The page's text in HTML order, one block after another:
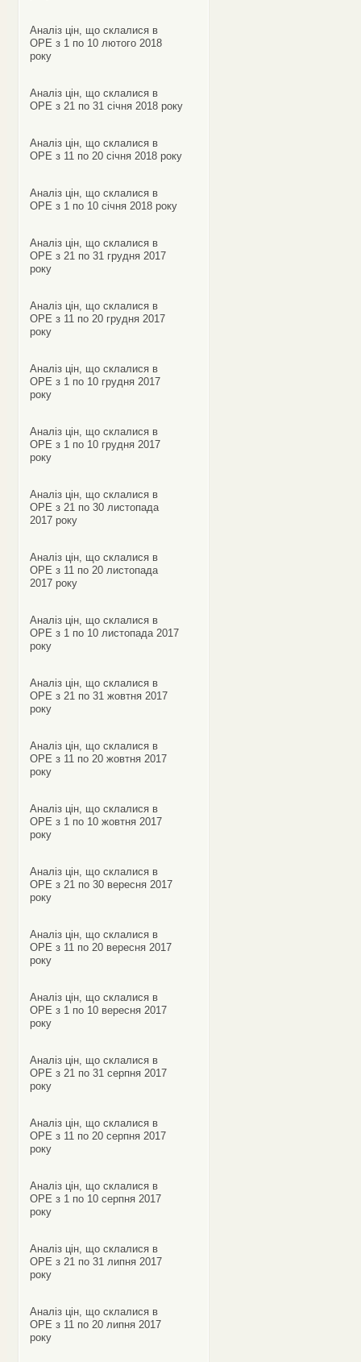
Аналіз цін, що склалися в
ОРЕ з 1 по 10 лютого 2018
року
Аналіз цін, що склалися в
ОРЕ з 21 по 31 січня 2018 року
Аналіз цін, що склалися в
ОРЕ з 11 по 20 січня 2018 року
Аналіз цін, що склалися в
ОРЕ з 1 по 10 січня 2018 року
Аналіз цін, що склалися в
ОРЕ з 21 по 31 грудня 2017
року
Аналіз цін, що склалися в
ОРЕ з 11 по 20 грудня 2017
року
Аналіз цін, що склалися в
ОРЕ з 1 по 10 грудня 2017
року
Аналіз цін, що склалися в
ОРЕ з 1 по 10 грудня 2017
року
Аналіз цін, що склалися в
ОРЕ з 21 по 30 листопада
2017 року
Аналіз цін, що склалися в
ОРЕ з 11 по 20 листопада
2017 року
Аналіз цін, що склалися в
ОРЕ з 1 по 10 листопада 2017
року
Аналіз цін, що склалися в
ОРЕ з 21 по 31 жовтня 2017
року
Аналіз цін, що склалися в
ОРЕ з 11 по 20 жовтня 2017
року
Аналіз цін, що склалися в
ОРЕ з 1 по 10 жовтня 2017
року
Аналіз цін, що склалися в
ОРЕ з 21 по 30 вересня 2017
року
Аналіз цін, що склалися в
ОРЕ з 11 по 20 вересня 2017
року
Аналіз цін, що склалися в
ОРЕ з 1 по 10 вересня 2017
року
Аналіз цін, що склалися в
ОРЕ з 21 по 31 серпня 2017
року
Аналіз цін, що склалися в
ОРЕ з 11 по 20 серпня 2017
року
Аналіз цін, що склалися в
ОРЕ з 1 по 10 серпня 2017
року
Аналіз цін, що склалися в
ОРЕ з 21 по 31 липня 2017
року
Аналіз цін, що склалися в
ОРЕ з 11 по 20 липня 2017
року